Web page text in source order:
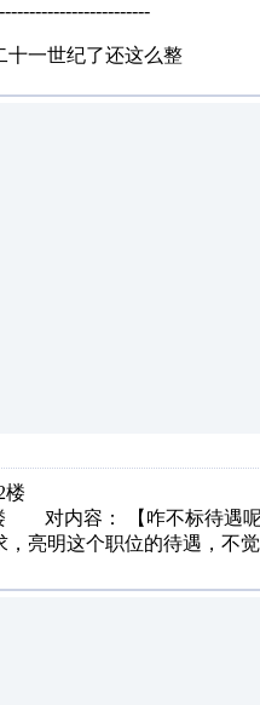
十一世纪了还这么整
楼
内容： 【咋不标待遇呢
亮明这个职位的待遇，不